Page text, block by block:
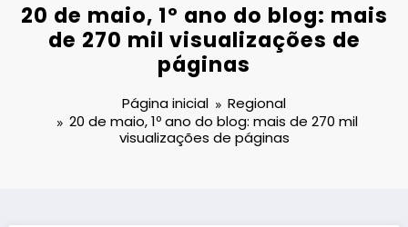
20 de maio, 1º ano do blog: mais
de 270 mil visualizações de
páginas
Página inicial
Regional
20 de maio, 1º ano do blog: mais de 270 mil
visualizações de páginas